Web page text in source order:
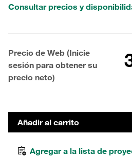
Consultar precios y
Precio de Web (Inicie
sesión para obtener su
precio neto)
Añadir al carrito
Agregar a la lista de